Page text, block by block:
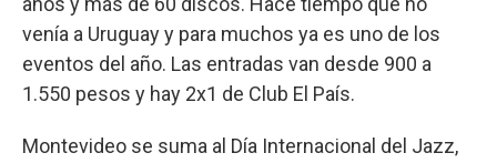
venía a Uruguay y para muchos ya es uno de los
eventos del año. Las entradas van desde 900 a
1.550 pesos y hay 2x1 de Club El País.
Montevideo se suma al Día Internacional del Jazz,